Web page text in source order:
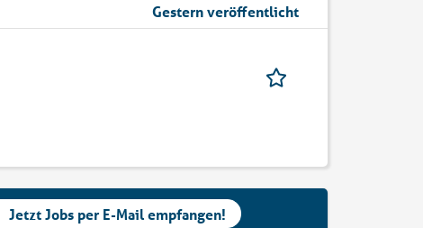
Gestern veröffentlicht
Jetzt Jobs per E-Mail empfangen!